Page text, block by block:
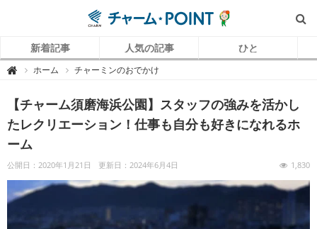
新着記事 人気の記事 ひと
 チ
P
O
I
N
（
ャ
ー
ム
ポ
イ
）
ホーム チャーミンのおでかけ
【チャーム須磨海浜公園】スタッフの強みを活かし
たレクリエーション！仕事も自分も好きになれるホ
ーム
公開日：2020年1月21日 更新日：2024年6月4日 1,830